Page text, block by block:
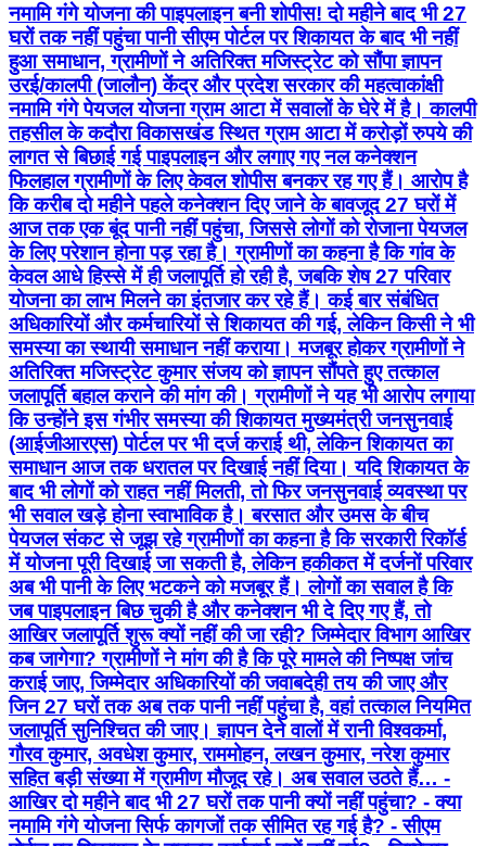
नमामि गंगे योजना की पाइपलाइन बनी शोपीस! दो महीने बाद भी 27
घरों तक नहीं पहुंचा पानी सीएम पोर्टल पर शिकायत के बाद भी नहीं
हुआ समाधान, ग्रामीणों ने अतिरिक्त मजिस्ट्रेट को सौंपा ज्ञापन
उरई/कालपी (जालौन) केंद्र और प्रदेश सरकार की महत्वाकांक्षी
नमामि गंगे पेयजल योजना ग्राम आटा में सवालों के घेरे में है। कालपी
तहसील के कदौरा विकासखंड स्थित ग्राम आटा में करोड़ों रुपये की
लागत से बिछाई गई पाइपलाइन और लगाए गए नल कनेक्शन
फिलहाल ग्रामीणों के लिए केवल शोपीस बनकर रह गए हैं। आरोप है
कि करीब दो महीने पहले कनेक्शन दिए जाने के बावजूद 27 घरों में
आज तक एक बूंद पानी नहीं पहुंचा, जिससे लोगों को रोजाना पेयजल
के लिए परेशान होना पड़ रहा है। ग्रामीणों का कहना है कि गांव के
केवल आधे हिस्से में ही जलापूर्ति हो रही है, जबकि शेष 27 परिवार
योजना का लाभ मिलने का इंतजार कर रहे हैं। कई बार संबंधित
अधिकारियों और कर्मचारियों से शिकायत की गई, लेकिन किसी ने भी
समस्या का स्थायी समाधान नहीं कराया। मजबूर होकर ग्रामीणों ने
अतिरिक्त मजिस्ट्रेट कुमार संजय को ज्ञापन सौंपते हुए तत्काल
जलापूर्ति बहाल कराने की मांग की। ग्रामीणों ने यह भी आरोप लगाया
कि उन्होंने इस गंभीर समस्या की शिकायत मुख्यमंत्री जनसुनवाई
(आईजीआरएस) पोर्टल पर भी दर्ज कराई थी, लेकिन शिकायत का
समाधान आज तक धरातल पर दिखाई नहीं दिया। यदि शिकायत के
बाद भी लोगों को राहत नहीं मिलती, तो फिर जनसुनवाई व्यवस्था पर
भी सवाल खड़े होना स्वाभाविक है। बरसात और उमस के बीच
पेयजल संकट से जूझ रहे ग्रामीणों का कहना है कि सरकारी रिकॉर्ड
में योजना पूरी दिखाई जा सकती है, लेकिन हकीकत में दर्जनों परिवार
अब भी पानी के लिए भटकने को मजबूर हैं। लोगों का सवाल है कि
जब पाइपलाइन बिछ चुकी है और कनेक्शन भी दे दिए गए हैं, तो
आखिर जलापूर्ति शुरू क्यों नहीं की जा रही? जिम्मेदार विभाग आखिर
कब जागेगा? ग्रामीणों ने मांग की है कि पूरे मामले की निष्पक्ष जांच
कराई जाए, जिम्मेदार अधिकारियों की जवाबदेही तय की जाए और
जिन 27 घरों तक अब तक पानी नहीं पहुंचा है, वहां तत्काल नियमित
जलापूर्ति सुनिश्चित की जाए। ज्ञापन देने वालों में रानी विश्वकर्मा,
गौरव कुमार, अवधेश कुमार, राममोहन, लखन कुमार, नरेश कुमार
सहित बड़ी संख्या में ग्रामीण मौजूद रहे। अब सवाल उठते हैं… -
आखिर दो महीने बाद भी 27 घरों तक पानी क्यों नहीं पहुंचा? - क्या
नमामि गंगे योजना सिर्फ कागजों तक सीमित रह गई है? - सीएम